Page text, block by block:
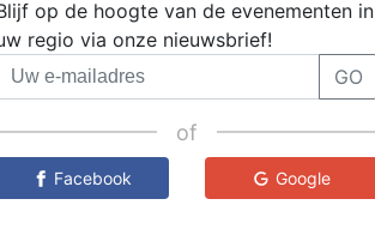
op de hoogte van de evenementen in
regio via onze nieuwsbrief!
GO
of
Facebook Google